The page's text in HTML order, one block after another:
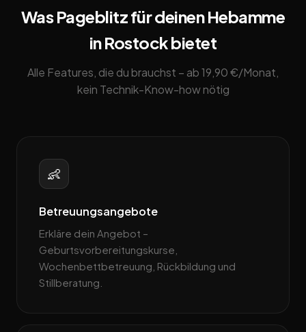
Was Pageblitz für deinen Hebamme
in Rostock bietet
Alle Features, die du brauchst – ab 19,90 €/Monat,
kein Technik-Know-how nötig
👶
Betreuungsangebote
Erkläre dein Angebot –
Geburtsvorbereitungskurse,
Wochenbettbetreuung, Rückbildung und
Stillberatung.